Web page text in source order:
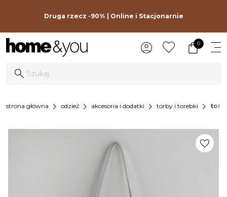
Druga rzecz -90% | Online i Stacjonarnie
0
strona główna chevron_right odzież chevron_right akcesoria i dodatki chevron_right torby i torebki chevron_right
favorite